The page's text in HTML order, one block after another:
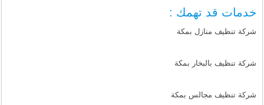
خدمات قد تهمك :
شركة تنظيف منازل بمكة
شركة تنظيف بالبخار بمكة
شركة تنظيف مجالس بمكة